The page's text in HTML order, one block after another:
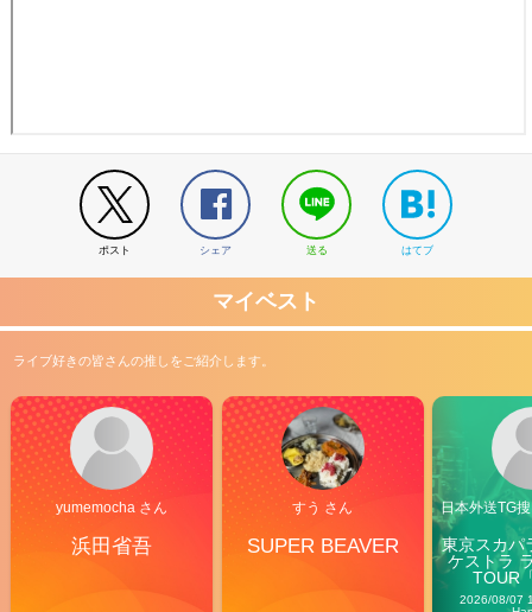
ポスト シェア 送る はてブ
マイベスト
ライブ好きの皆さんの推しをご紹介します。
yumemocha さん
浜田省吾
すう さん
SUPER BEAVER
日本外送TG
東京スカパ
ケストラ
TOUR
2026/08/07